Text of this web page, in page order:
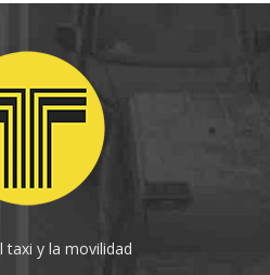
taxi y la movilidad